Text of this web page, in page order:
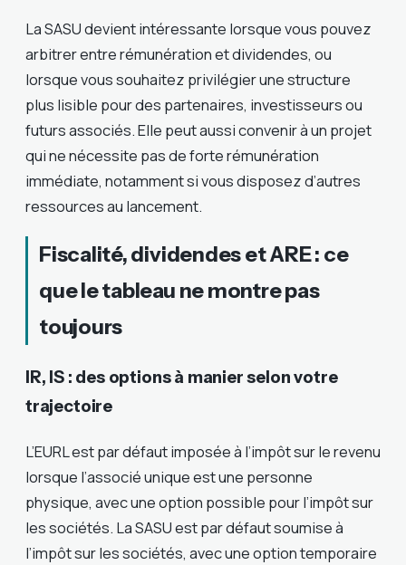
La SASU devient intéressante lorsque vous pouvez
arbitrer entre rémunération et dividendes, ou
lorsque vous souhaitez privilégier une structure
plus lisible pour des partenaires, investisseurs ou
futurs associés. Elle peut aussi convenir à un projet
qui ne nécessite pas de forte rémunération
immédiate, notamment si vous disposez d’autres
ressources au lancement.
Fiscalité, dividendes et ARE : ce
que le tableau ne montre pas
toujours
IR, IS : des options à manier selon votre
trajectoire
L’EURL est par défaut imposée à l’impôt sur le revenu
lorsque l’associé unique est une personne
physique, avec une option possible pour l’impôt sur
les sociétés. La SASU est par défaut soumise à
l’impôt sur les sociétés, avec une option temporaire